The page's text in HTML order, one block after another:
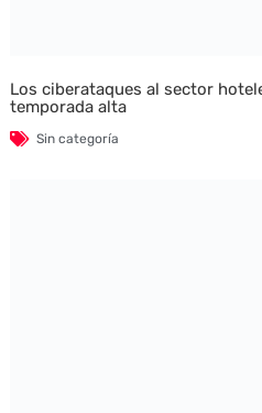
Los ciberataques al sector
temporada alta
Sin categoría